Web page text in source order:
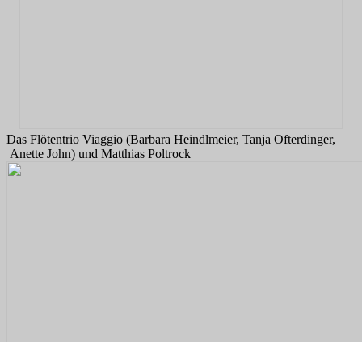
Das Flötentrio Viaggio (Barbara Heindlmeier, Tanja Ofterdinger,
Anette John) und Matthias Poltrock